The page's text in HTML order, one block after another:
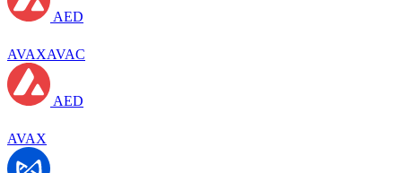
AED
AVAXAVAC
AED
AVAX